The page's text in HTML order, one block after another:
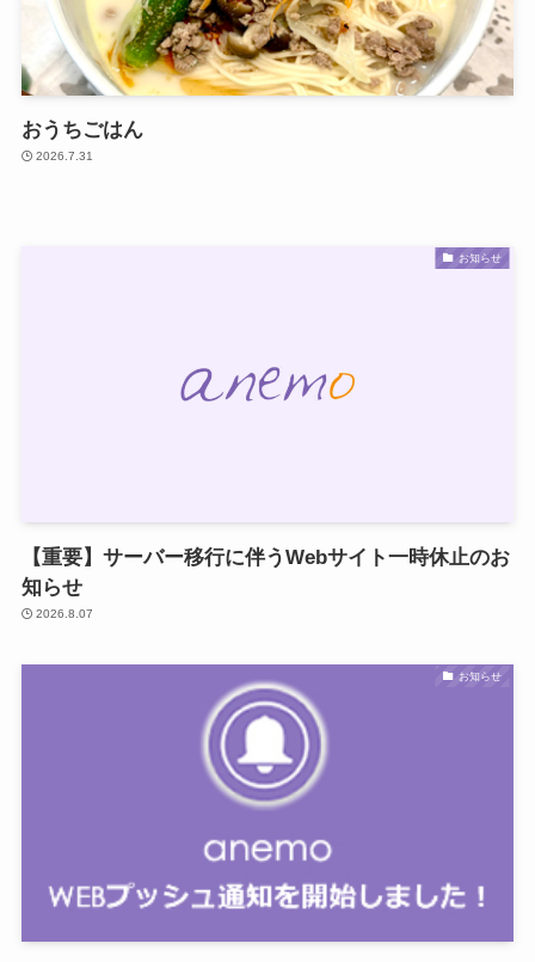
おうちごはん
2026.7.31
お知らせ
【重要】サーバー移行に伴うWebサイト一時休止のお
知らせ
2026.8.07
お知らせ